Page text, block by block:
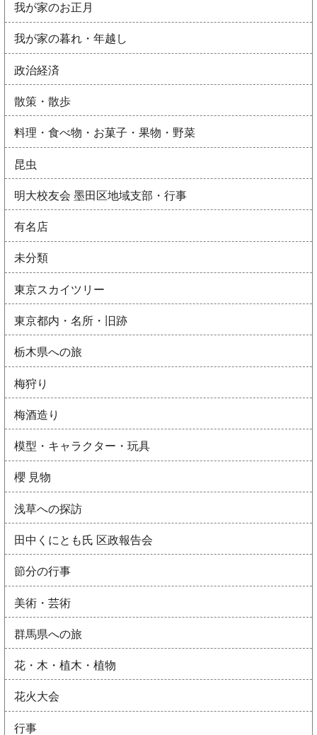
我が家のお正月
我が家の暮れ・年越し
政治経済
散策・散歩
料理・食べ物・お菓子・果物・野菜
昆虫
明大校友会 墨田区地域支部・行事
有名店
未分類
東京スカイツリー
東京都内・名所・旧跡
栃木県への旅
梅狩り
梅酒造り
模型・キャラクター・玩具
櫻 見物
浅草への探訪
田中くにとも氏 区政報告会
節分の行事
美術・芸術
群馬県への旅
花・木・植木・植物
花火大会
行事